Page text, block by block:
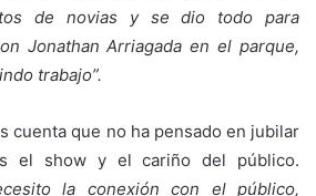
de novias y se dio todo para
Jonathan Arriagada en el parque,
trabajo”.
cuenta que no ha pensado en jubilar
el show y el cariño del público.
la conexión con el público,